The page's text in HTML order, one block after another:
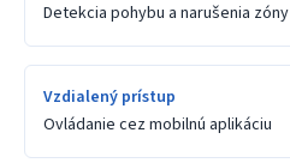
Detekcia pohybu a narušenia zóny
Vzdialený prístup
Ovládanie cez mobilnú aplikáciu